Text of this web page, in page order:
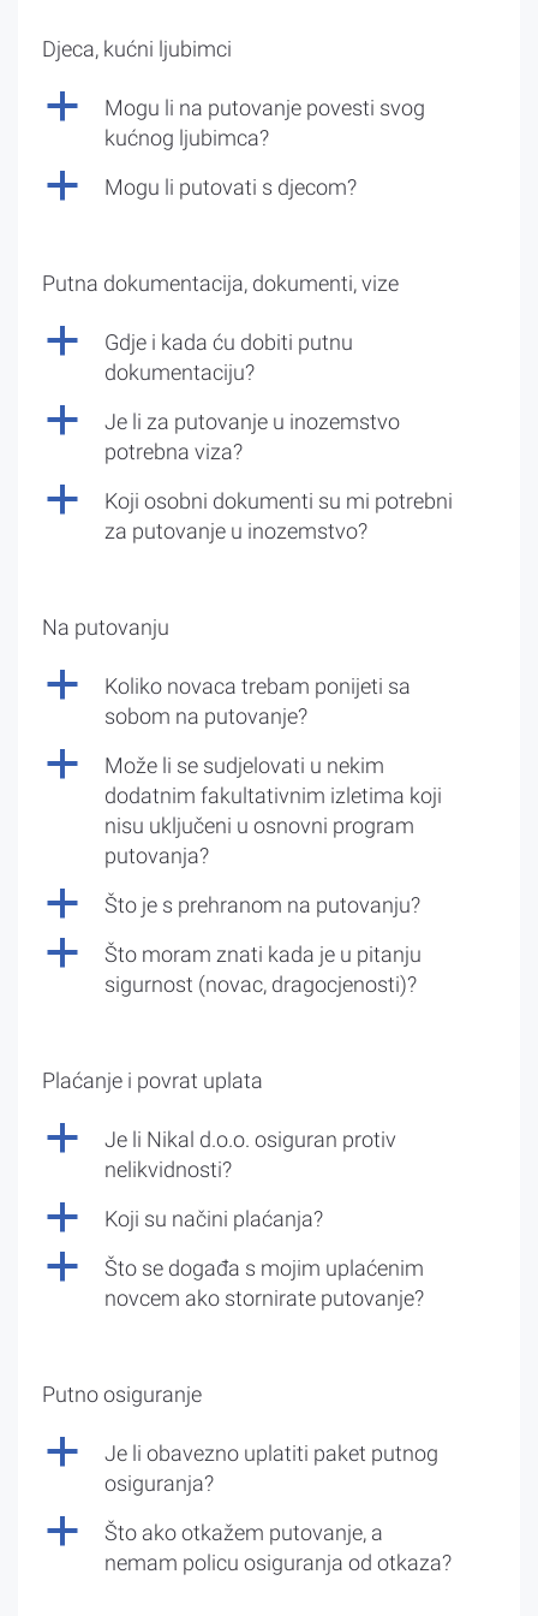
Djeca, kućni ljubimci
a
Mogu li na putovanje povesti svog
kućnog ljubimca?
a Mogu li putovati s djecom?
Putna dokumentacija, dokumenti, vize
a
Gdje i kada ću dobiti putnu
dokumentaciju?
a
Je li za putovanje u inozemstvo
potrebna viza?
a
Koji osobni dokumenti su mi potrebni
za putovanje u inozemstvo?
Na putovanju
a
Koliko novaca trebam ponijeti sa
sobom na putovanje?
a
Može li se sudjelovati u nekim
dodatnim fakultativnim izletima koji
nisu uključeni u osnovni program
putovanja?
a Što je s prehranom na putovanju?
a
Što moram znati kada je u pitanju
sigurnost (novac, dragocjenosti)?
Plaćanje i povrat uplata
a
Je li Nikal d.o.o. osiguran protiv
nelikvidnosti?
a Koji su načini plaćanja?
a
Što se događa s mojim uplaćenim
novcem ako stornirate putovanje?
Putno osiguranje
a
Je li obavezno uplatiti paket putnog
osiguranja?
a
Što ako otkažem putovanje, a
nemam policu osiguranja od otkaza?